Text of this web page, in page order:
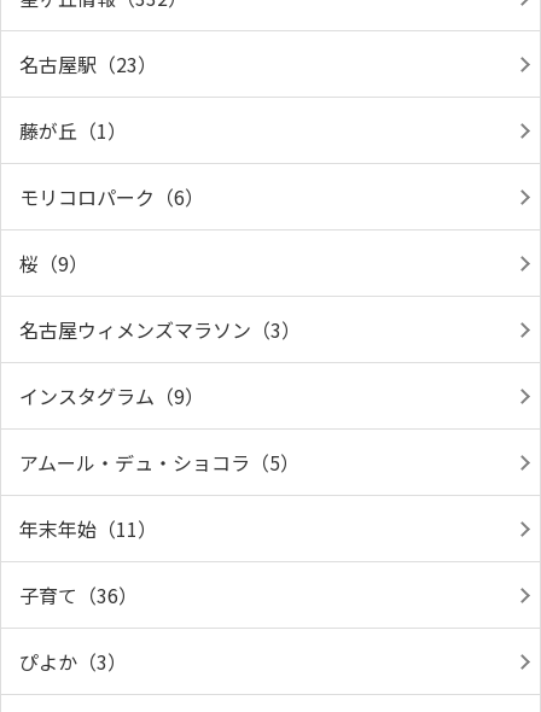
名古屋駅（23）
藤が丘（1）
モリコロパーク（6）
桜（9）
名古屋ウィメンズマラソン（3）
インスタグラム（9）
アムール・デュ・ショコラ（5）
年末年始（11）
子育て（36）
ぴよか（3）